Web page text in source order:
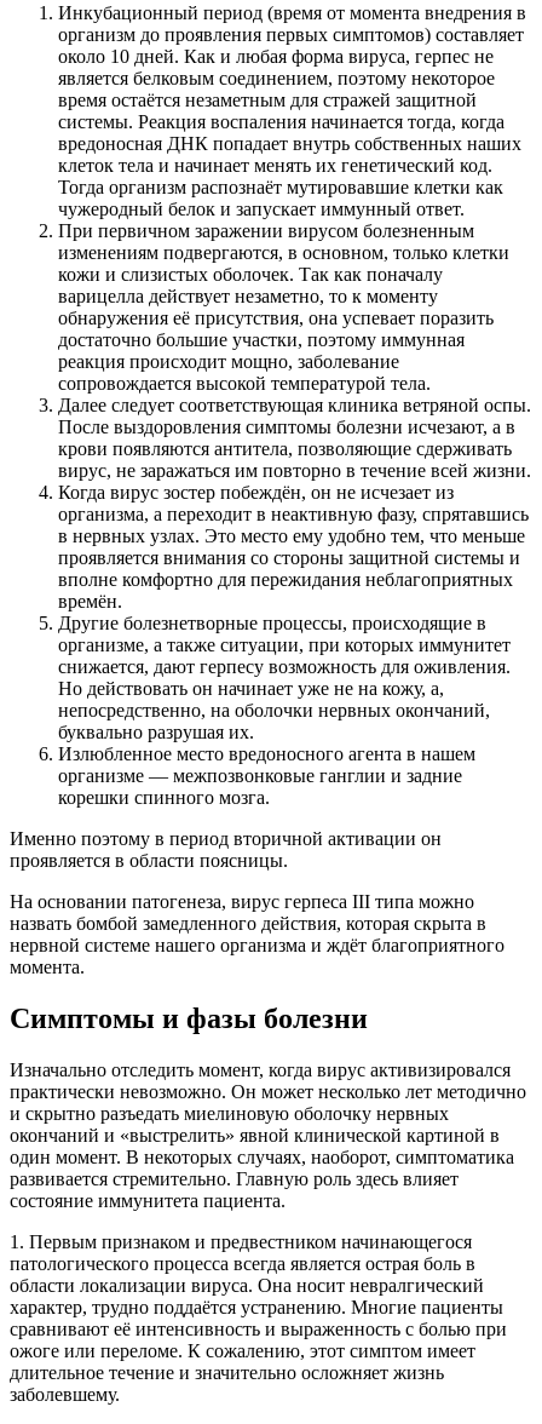
Инкубационный период (время от момента внедрения в
организм до проявления первых симптомов) составляет
около 10 дней. Как и любая форма вируса, герпес не
является белковым соединением, поэтому некоторое
время остаётся незаметным для стражей защитной
системы. Реакция воспаления начинается тогда, когда
вредоносная ДНК попадает внутрь собственных наших
клеток тела и начинает менять их генетический код.
Тогда организм распознаёт мутировавшие клетки как
чужеродный белок и запускает иммунный ответ.
При первичном заражении вирусом болезненным
изменениям подвергаются, в основном, только клетки
кожи и слизистых оболочек. Так как поначалу
варицелла действует незаметно, то к моменту
обнаружения её присутствия, она успевает поразить
достаточно большие участки, поэтому иммунная
реакция происходит мощно, заболевание
сопровождается высокой температурой тела.
Далее следует соответствующая клиника ветряной оспы.
После выздоровления симптомы болезни исчезают, а в
крови появляются антитела, позволяющие сдерживать
вирус, не заражаться им повторно в течение всей жизни.
Когда вирус зостер побеждён, он не исчезает из
организма, а переходит в неактивную фазу, спрятавшись
в нервных узлах. Это место ему удобно тем, что меньше
проявляется внимания со стороны защитной системы и
вполне комфортно для пережидания неблагоприятных
времён.
Другие болезнетворные процессы, происходящие в
организме, а также ситуации, при которых иммунитет
снижается, дают герпесу возможность для оживления.
Но действовать он начинает уже не на кожу, а,
непосредственно, на оболочки нервных окончаний,
буквально разрушая их.
Излюбленное место вредоносного агента в нашем
организме — межпозвонковые ганглии и задние
корешки спинного мозга.
Именно поэтому в период вторичной активации он
проявляется в области поясницы.
На основании патогенеза, вирус герпеса III типа можно
назвать бомбой замедленного действия, которая скрыта в
нервной системе нашего организма и ждёт благоприятного
момента.
Симптомы и фазы болезни
Изначально отследить момент, когда вирус активизировался
практически невозможно. Он может несколько лет методично
и скрытно разъедать миелиновую оболочку нервных
окончаний и «выстрелить» явной клинической картиной в
один момент. В некоторых случаях, наоборот, симптоматика
развивается стремительно. Главную роль здесь влияет
состояние иммунитета пациента.
1. Первым признаком и предвестником начинающегося
патологического процесса всегда является острая боль в
области локализации вируса. Она носит невралгический
характер, трудно поддаётся устранению. Многие пациенты
сравнивают её интенсивность и выраженность с болью при
ожоге или переломе. К сожалению, этот симптом имеет
длительное течение и значительно осложняет жизнь
заболевшему.